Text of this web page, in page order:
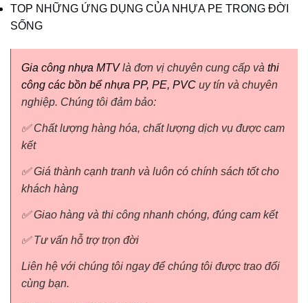
TOP NHỮNG ỨNG DỤNG CỦA NHỰA PE TRONG ĐỜI
SỐNG
Gia công nhựa MTVlà đơn vị chuyên cung cấp và thi
công các bồn bể nhựa PP, PE, PVC uy tín và chuyên
nghiệp. Chúng tôi đảm bảo:
✅ Chất lượng hàng hóa, chất lượng dịch vụ được cam
kết
✅ Giá thành cạnh tranh và luôn có chính sách tốt cho
khách hàng
✅ Giao hàng và thi công nhanh chóng, đúng cam kết
✅ Tư vấn hỗ trợ trọn đời
Liên hệ với chúng tôi ngay để chúng tôi được trao đổi
cùng bạn.